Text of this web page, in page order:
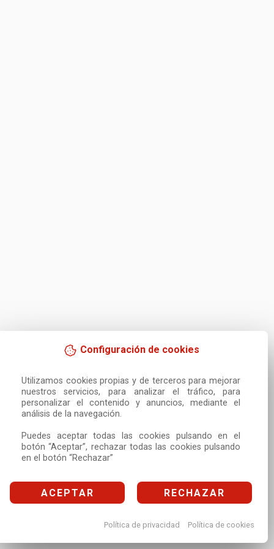
Configuración de cookies
Utilizamos cookies propias y de terceros para mejorar
nuestros servicios, para analizar el tráfico, para
personalizar el contenido y anuncios, mediante el
análisis de la navegación.
Puedes aceptar todas las cookies pulsando en el
botón “Aceptar”, rechazar todas las cookies pulsando
en el botón “Rechazar”
ACEPTAR RECHAZAR
Política de privacidad Política de cookies